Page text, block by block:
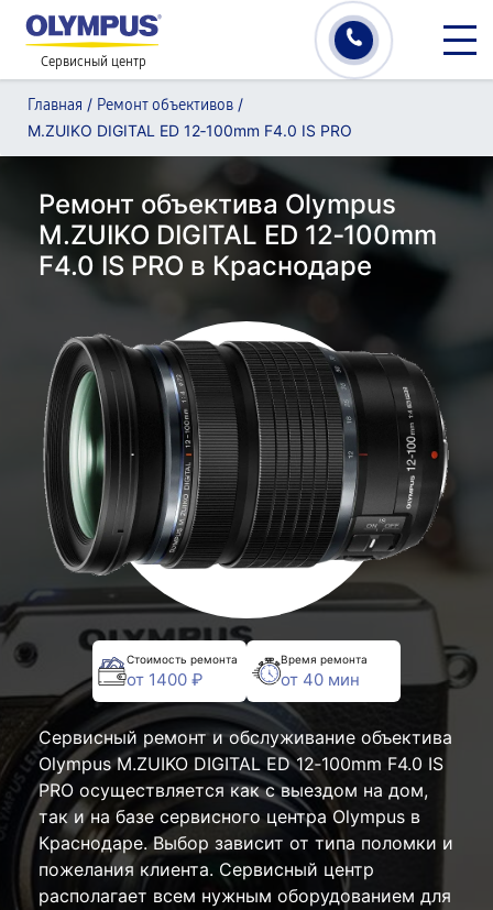
Сервисный центр
Главная / Ремонт объективов /
M.ZUIKO DIGITAL ED 12‑100mm F4.0 IS PRO
Ремонт объектива Olympus
M.ZUIKO DIGITAL ED 12‑100mm
F4.0 IS PRO в Краснодаре
Стоимость ремонта
от 1400 ₽
Время ремонта
от 40 мин
Сервисный ремонт и обслуживание объектива
Olympus M.ZUIKO DIGITAL ED 12‑100mm F4.0 IS
PRO осуществляется как с выездом на дом,
так и на базе сервисного центра Olympus в
Краснодаре. Выбор зависит от типа поломки и
пожелания клиента. Сервисный центр
располагает всем нужным оборудованием для